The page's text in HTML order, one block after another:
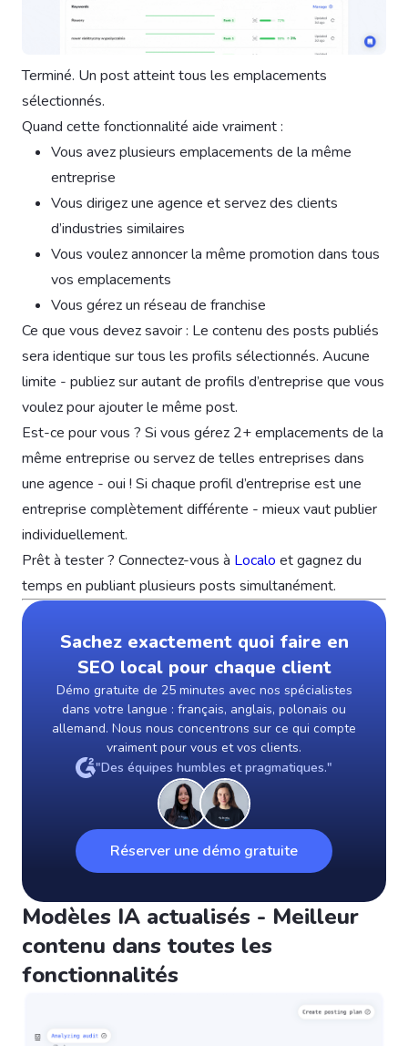
Terminé. Un post atteint tous les emplacements
sélectionnés.
Quand cette fonctionnalité aide vraiment :
Vous avez plusieurs emplacements de la même
entreprise
Vous dirigez une agence et servez des clients
d’industries similaires
Vous voulez annoncer la même promotion dans tous
vos emplacements
Vous gérez un réseau de franchise
Ce que vous devez savoir : Le contenu des posts publiés
sera identique sur tous les profils sélectionnés. Aucune
limite - publiez sur autant de profils d’entreprise que vous
voulez pour ajouter le même post.
Est-ce pour vous ? Si vous gérez 2+ emplacements de la
même entreprise ou servez de telles entreprises dans
une agence - oui ! Si chaque profil d’entreprise est une
entreprise complètement différente - mieux vaut publier
individuellement.
Prêt à tester ? Connectez-vous à Localo et gagnez du
temps en publiant plusieurs posts simultanément.
Sachez exactement quoi faire en
SEO local pour chaque client
Démo gratuite de 25 minutes avec nos spécialistes
dans votre langue : français, anglais, polonais ou
allemand. Nous nous concentrons sur ce qui compte
vraiment pour vous et vos clients.
"Des équipes humbles et pragmatiques."
Réserver une démo gratuite
Modèles IA actualisés - Meilleur
contenu dans toutes les
fonctionnalités